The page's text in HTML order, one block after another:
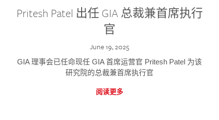
Pritesh Patel 出任 GIA 总裁兼首席执行
官
June 19, 2025
GIA 理事会已任命现任 GIA 首席运营官 Pritesh Patel 为该
研究院的总裁兼首席执行官
阅读更多